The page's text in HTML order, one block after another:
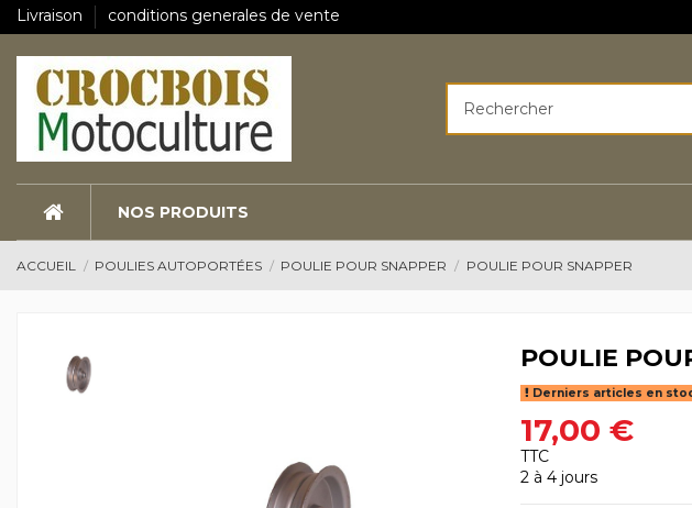
Livraison conditions generales de vente
NOS PRODUITS
ACCUEIL POULIES AUTOPORTÉES POULIE POUR SNAPPER POULIE POUR SNAPPER
POULIE
Derniers articles en
17,00 €
TTC
2 à 4 jours